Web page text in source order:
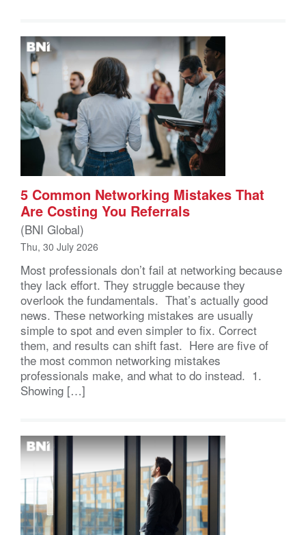
5 Common Networking Mistakes That
Are Costing You Referrals
(BNI Global)
Thu, 30 July 2026
Most professionals don’t fail at networking because
they lack effort. They struggle because they
overlook the fundamentals. That’s actually good
news. These networking mistakes are usually
simple to spot and even simpler to fix. Correct
them, and results can shift fast. Here are five of
the most common networking mistakes
professionals make, and what to do instead. 1.
Showing […]